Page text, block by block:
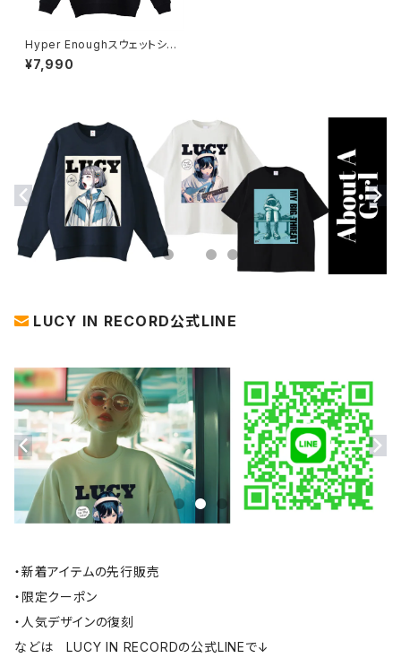
Hyper Enoughスウェットシャ
ツ_Bad Trip 1014-23022124
4
¥7,990
LUCY IN RECORD公式LINE
・新着アイテムの先行販売
・限定クーポン
・人気デザインの復刻
などは LUCY IN RECORDの公式LINEで↓